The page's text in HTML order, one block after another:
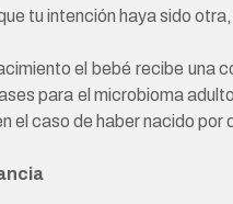
tu intención haya sido
el bebé recibe una
para el microbioma
el caso de haber nacido